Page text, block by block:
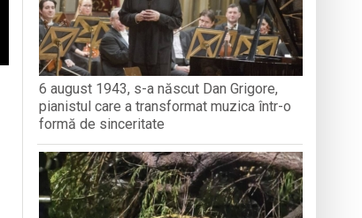
6 august 1943, s-a născut Dan Grigore,
pianistul care a transformat muzica într-o
formă de sinceritate